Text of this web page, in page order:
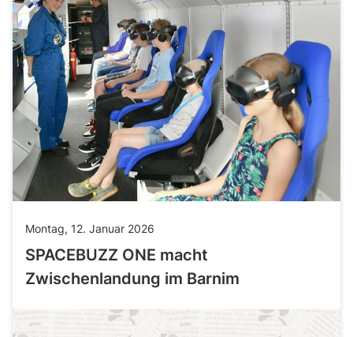
Montag, 12. Januar 2026
SPACEBUZZ ONE macht
Zwischenlandung im Barnim